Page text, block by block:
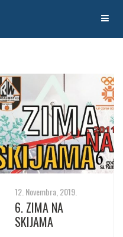
12. Novembra, 2019.
6. ZIMA NA
SKIJAMA